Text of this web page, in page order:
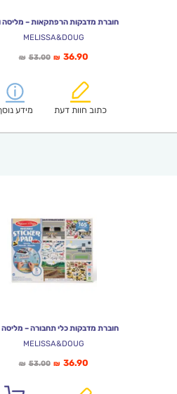
חוברת מדבקות הרפתקאות – מליסה
MELISSA&DOUG
₪ 53.00המחיר
₪53.00.
₪ 36.90המחיר
כתוב חוות דעת
מידע
חוברת מדבקות כלי תחבורה – מליסה
MELISSA&DOUG
₪ 53.00המחיר
₪ 36.90המחיר
הוא: